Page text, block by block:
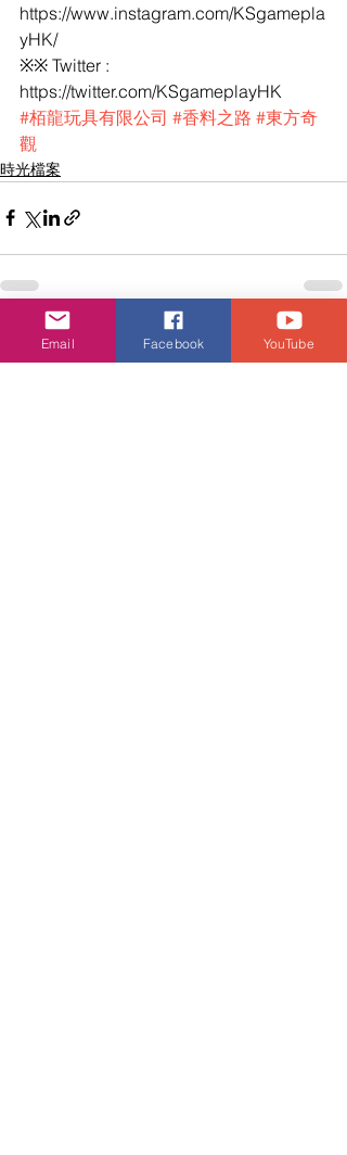
https://www.instagram.com/KSgamepla
yHK/
※※ Twitter :
https://twitter.com/KSgameplayHK
#栢龍玩具有限公司 #香料之路 #東方奇
觀
時光檔案
相關文章 查看全部
Email Facebook YouTube